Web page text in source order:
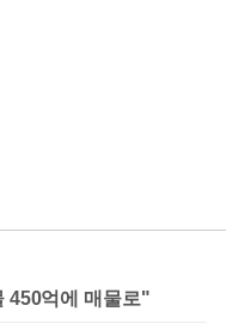
450억에 매물로"